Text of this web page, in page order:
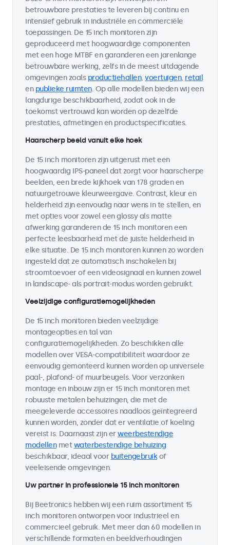
betrouwbare prestaties te leveren bij continu en
intensief gebruik in industriële en commerciële
toepassingen. De 15 inch monitoren zijn
geproduceerd met hoogwaardige componenten
met een hoge MTBF en garanderen een jarenlange
betrouwbare werking, zelfs in de meest uitdagende
omgevingen zoals productiehallen, voertuigen, retail
en publieke ruimten. Op alle modellen bieden wij een
langdurige beschikbaarheid, zodat ook in de
toekomst vertrouwd kan worden op dezelfde
prestaties, afmetingen en productspecificaties.
Haarscherp beeld vanuit elke hoek
De 15 inch monitoren zijn uitgerust met een
hoogwaardig IPS-paneel dat zorgt voor haarscherpe
beelden, een brede kijkhoek van 178 graden en
natuurgetrouwe kleurweergave. Contrast, kleur en
helderheid zijn eenvoudig naar wens in te stellen, en
met opties voor zowel een glossy als matte
afwerking garanderen de 15 inch monitoren een
perfecte leesbaarheid met de juiste helderheid in
elke situatie. De 15 inch monitoren kunnen zo worden
ingesteld dat ze automatisch inschakelen bij
stroomtoevoer of een videosignaal en kunnen zowel
in landscape- als portrait-modus worden gebruikt.
Veelzijdige configuratiemogelijkheden
De 15 inch monitoren bieden veelzijdige
montageopties en tal van
configuratiemogelijkheden. Zo beschikken alle
modellen over VESA-compatibiliteit waardoor ze
eenvoudig gemonteerd kunnen worden op universele
paal-, plafond- of muurbeugels. Voor verzonken
montage en inbouw zijn er 15 inch monitoren met
robuuste metalen behuizingen, die met de
meegeleverde accessoires naadloos geïntegreerd
kunnen worden, zonder dat er ventilatie of koeling
vereist is. Daarnaast zijn erweerbestendige
modellenmetwaterbestendige behuizing
beschikbaar, ideaal voor buitengebruikof
veeleisende omgevingen.
Uw partner in professionele 15 inch monitoren
Bij Beetronics hebben wij een ruim assortiment 15
inch monitoren ontworpen voor industrieel en
commercieel gebruik. Met meer dan 60 modellen in
verschillende formaten en beeldverhoudingen